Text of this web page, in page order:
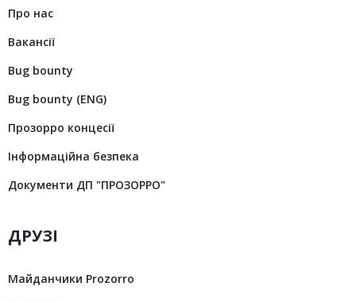
Про нас
Вакансії
Bug bounty
Bug bounty (ENG)
Прозорро концесії
Інформаційна безпека
Документи ДП "ПРОЗОРРО"
ДРУЗІ
Майданчики Prozorro